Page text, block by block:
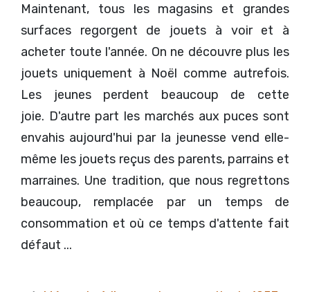
Maintenant, tous les magasins et grandes
surfaces regorgent de jouets à voir et à
acheter toute l'année. On ne découvre plus les
jouets uniquement à Noël comme autrefois.
Les jeunes perdent beaucoup de cette
joie. D'autre part les marchés aux puces sont
envahis aujourd'hui par la jeunesse vend elle-
même les jouets reçus des parents, parrains et
marraines. Une tradition, que nous regrettons
beaucoup, remplacée par un temps de
consommation et où ce temps d'attente fait
défaut ...